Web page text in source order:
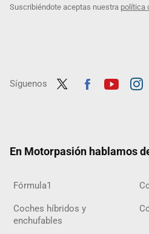
Suscribiéndote aceptas nuestra política
Síguenos
En Motorpasión hablamos
Fórmula1
Coches híbridos y
enchufables